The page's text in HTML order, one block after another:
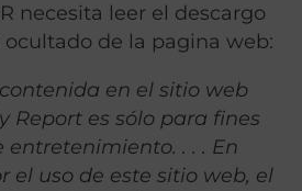
necesita leer el descargo
de la pagina web:
en el sitio web
Report es sólo para fines
. . . En
el uso de este sitio web, el